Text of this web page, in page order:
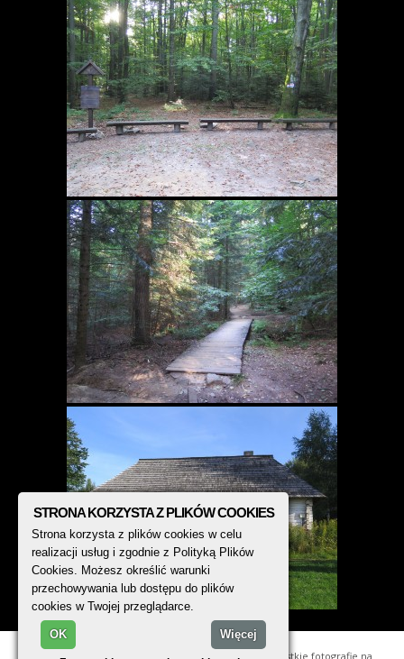
© 2014 - 2026, TREK PHOTO. Wszystkie fotografie na
STRONA KORZYSTA Z PLIKÓW COOKIES
Strona korzysta z plików cookies w celu
realizacji usług i zgodnie z Polityką Plików
Cookies. Możesz określić warunki
przechowywania lub dostępu do plików
cookies w Twojej przeglądarce.
OK Więcej